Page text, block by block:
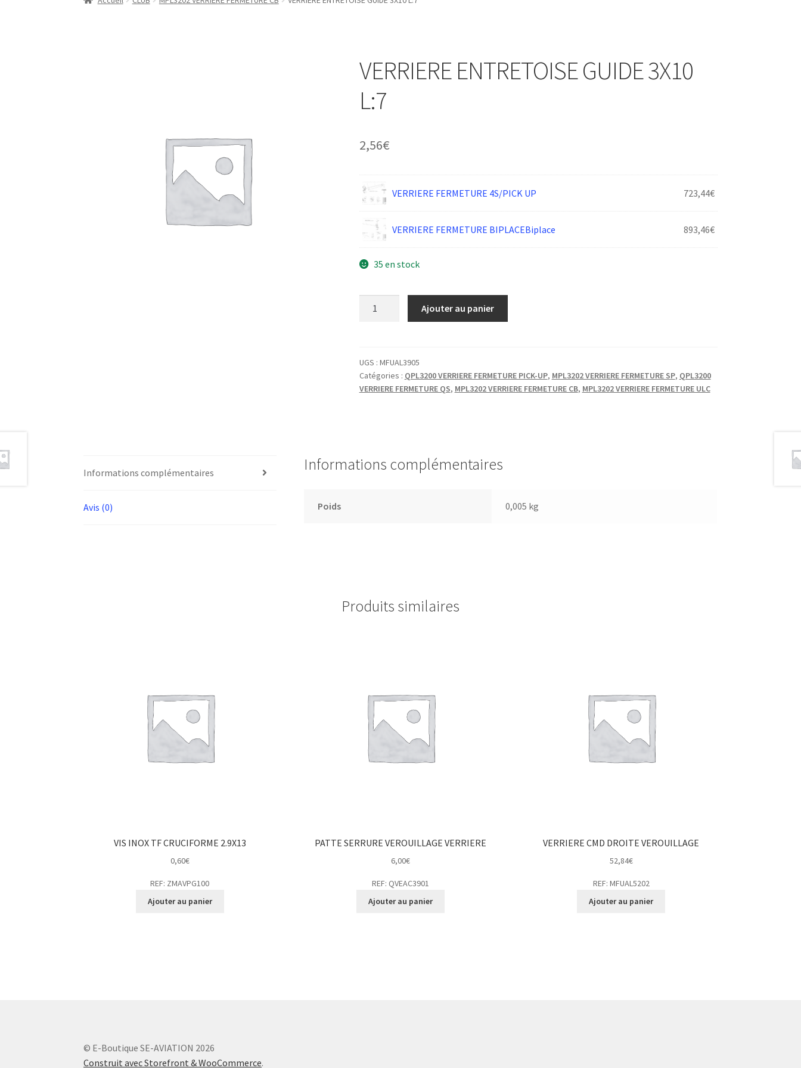
VERRIERE ENTRETOISE GUIDE 3X10
L:7
2,56€
VERRIERE FERMETURE 4S/PICK UP 723,44€
VERRIERE FERMETURE BIPLACEBiplace 893,46€
35 en stock
GUIDE
3X10
L:7
Ajouter au panier
UGS : MFUAL3905
Catégories : QPL3200 VERRIERE FERMETURE PICK-UP, MPL3202 VERRIERE FERMETURE SP, QPL3200
VERRIERE FERMETURE QS, MPL3202 VERRIERE FERMETURE CB, MPL3202 VERRIERE FERMETURE ULC
Informations complémentaires
Avis (0)
Informations complémentaires
Poids 0,005 kg
Produits similaires
VIS INOX TF CRUCIFORME 2.9X13
0,60€
REF: ZMAVPG100
Ajouter au panier
PATTE SERRURE VEROUILLAGE VERRIERE
6,00€
REF: QVEAC3901
Ajouter au panier
VERRIERE CMD DROITE VEROUILLAGE
52,84€
REF: MFUAL5202
Ajouter au panier
© E-Boutique SE-AVIATION 2026
Construit avec Storefront & WooCommerce.